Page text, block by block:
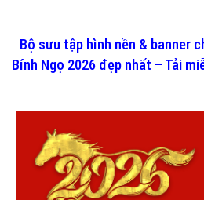
Bộ sưu tập hình nền & banner
Bính Ngọ 2026 đẹp nhất – Tải